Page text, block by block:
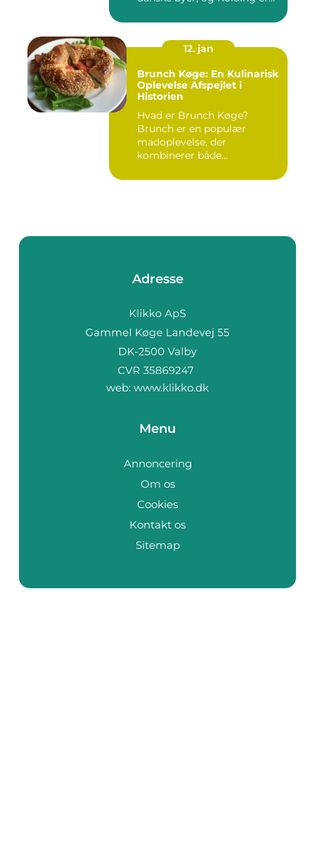
12. jan
Brunch Køge: En Kulinarisk
Oplevelse Afspejlet i
Historien
Hvad er Brunch Køge?
Brunch er en populær
madoplevelse, der
kombinerer både
Adresse
web: www.klikko.dk
Menu
Annoncering
Om os
Cookies
Kontakt os
Sitemap